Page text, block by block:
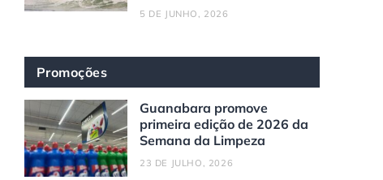
5 DE JUNHO, 2026
Promoções
Guanabara promove
primeira edição de 2026 da
Semana da Limpeza
23 DE JULHO, 2026